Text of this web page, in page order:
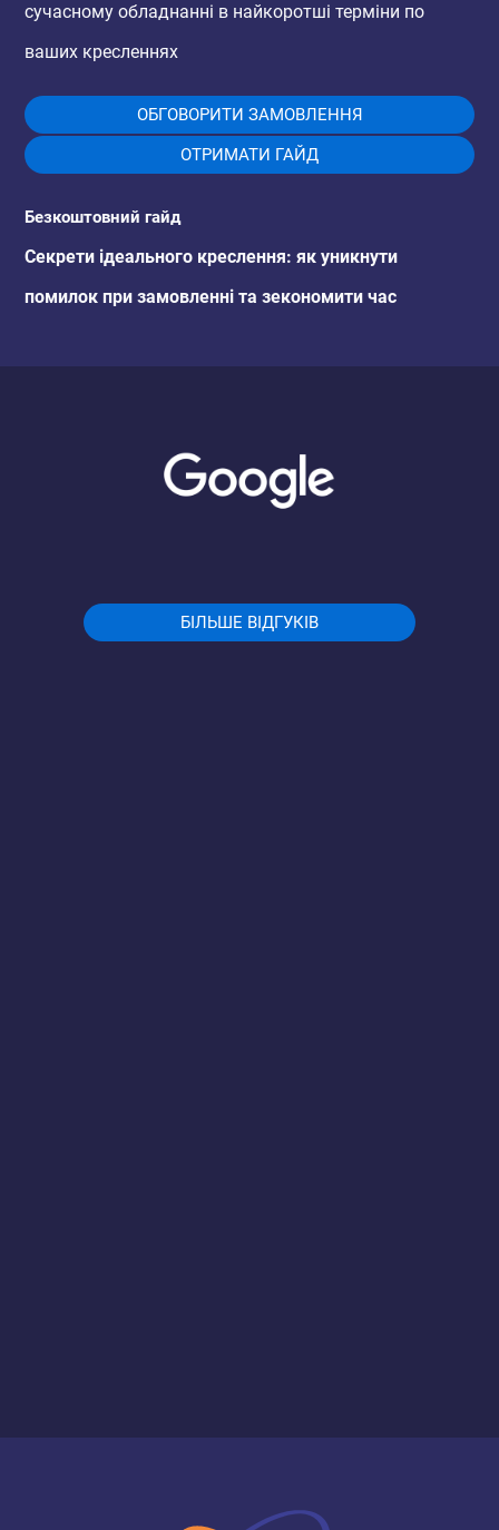
сучасному обладнанні в найкоротші терміни по
ваших кресленнях
ОБГОВОРИТИ ЗАМОВЛЕННЯ
ОТРИМАТИ ГАЙД
Безкоштовний гайд
Секрети ідеального креслення: як уникнути
помилок при замовленні та зекономити час
БІЛЬШЕ ВІДГУКІВ